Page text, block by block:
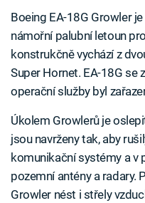
Boeing EA-18G Growler
námořní palubní letoun
konstrukčně vychází z
Super Hornet. EA-18G se
operační služby byl
Úkolem Growlerů je
jsou navrženy tak, aby
komunikační systémy a v
pozemní antény a radary.
Growler nést i střely